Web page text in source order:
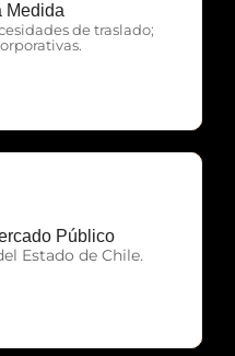
Medida
de traslado;
Público
Estado de Chile.